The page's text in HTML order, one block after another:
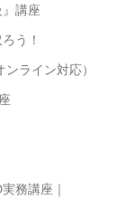
講座
う！
ライン対応）
務講座｜